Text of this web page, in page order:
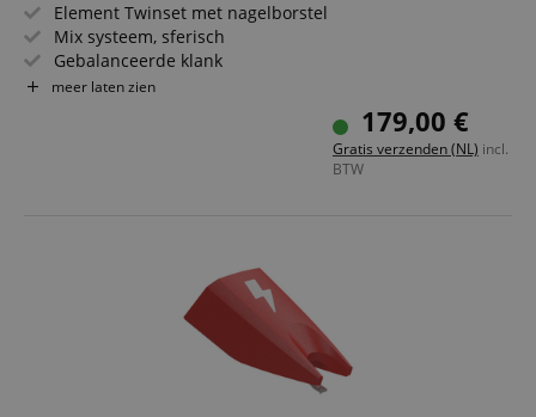
Element Twinset met nagelborstel
Mix systeem, sferisch
Gebalanceerde klank
Passende uitgangssterkte
Geschikt voor scratching en back cueing
meer laten zien
179,00 €
Gratis verzenden (NL) incl.
BTW